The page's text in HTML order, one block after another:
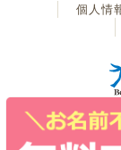
個人情
©